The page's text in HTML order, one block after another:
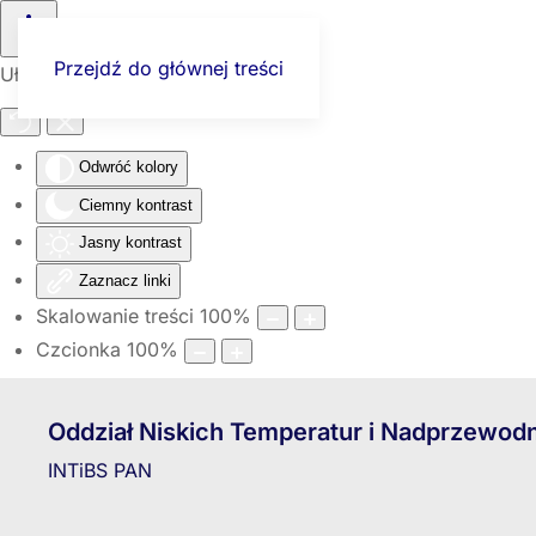
Ułatwienia dostępu
Odwróć kolory
Ciemny kontrast
Jasny kontrast
Zaznacz linki
Skalowanie treści 100%
Czcionka 100%
Przejdź do głównej treści
Oddział Niskich Temperatur i
INTiBS PAN